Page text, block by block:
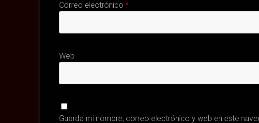
Correo electrónico *
Web
Guarda mi nombre, correo electrónico y web en este